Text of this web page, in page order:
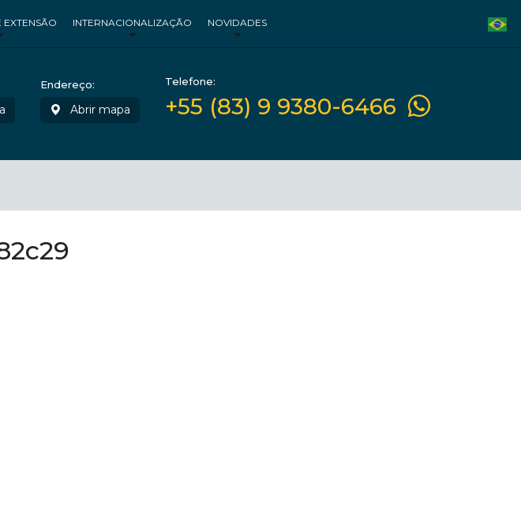
EXTENSÃO INTERNACIONALIZAÇÃO NOVIDADES
Endereço:
Abrir mapa
Telefone:
+55 (83) 9 9380-6466